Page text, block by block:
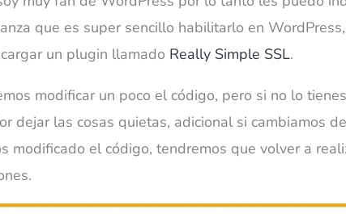
que es super sencillo habilitarlo en WordPress,
un plugin llamado Really Simple SSL.
modificar un poco el código, pero si no lo tienes
dejar las cosas quietas, adicional si cambiamos de
modificado el código, tendremos que volver a